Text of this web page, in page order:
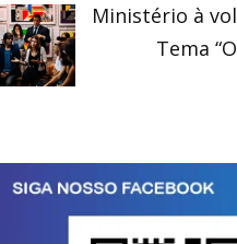
Ministério à
Tema